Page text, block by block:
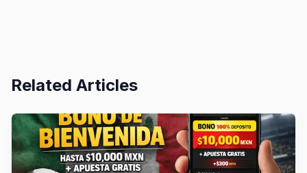
Related Articles